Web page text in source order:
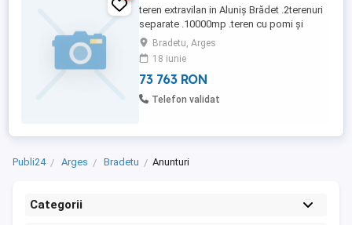
teren extravilan in Aluniș Brădet .2terenuri
separate .10000mp .teren cu pomi și
celălalt fânețe.
Bradetu, Arges
18 iunie
73 763 RON
Telefon validat
Publi24 Arges Bradetu Anunturi
Categorii